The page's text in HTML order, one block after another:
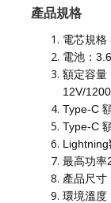
產品規格
電芯規格
電池：
額定容量
12V/
Type-C
Type-C
最高功率
產品尺寸
環境溫度